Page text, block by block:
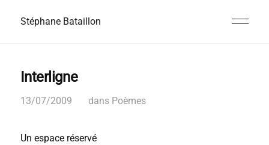
Stéphane Bataillon
Interligne
13/07/2009 dans Poèmes
Un espace réservé